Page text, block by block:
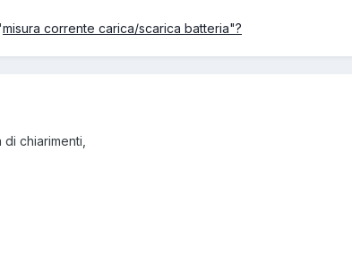
misura corrente carica/scarica batteria"?
chiarimenti,